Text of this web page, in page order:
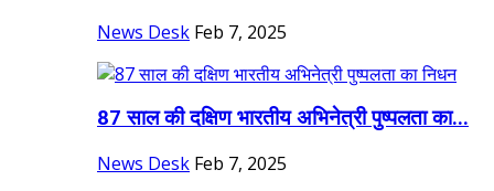
News Desk Feb 7, 2025
87 साल की दक्षिण भारतीय अभिनेत्री पुष्पलता का...
News Desk Feb 7, 2025